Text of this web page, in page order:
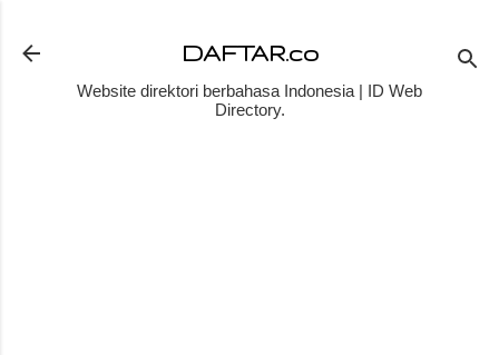
DAFTAR.co
Website direktori berbahasa Indonesia | ID Web
Directory.